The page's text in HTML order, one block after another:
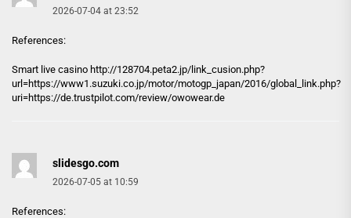
2026-07-04 at 23:52
References:
Smart live casino http://128704.peta2.jp/link_cusion.php?
url=https://www1.suzuki.co.jp/motor/motogp_japan/2016/global_link.php?
uri=https://de.trustpilot.com/review/owowear.de
slidesgo.com
2026-07-05 at 10:59
References: